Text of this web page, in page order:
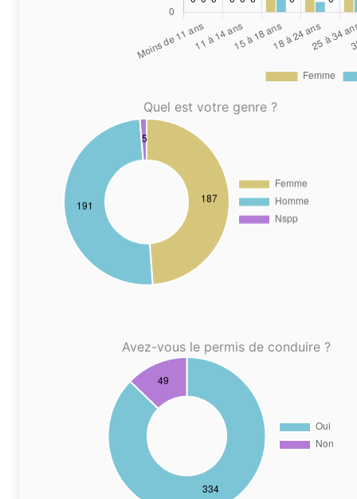
Quel est votre genre ?
Avez-vous le permis de conduire ?